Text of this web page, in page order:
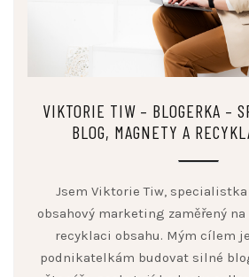
VIKTORIE TIW – BLOGERKA –
BLOG, MAGNETY A
Jsem Viktorie Tiw,
obsahový marketing zaměřený
recyklaci obsahu. Mým cílem
podnikatelkám budovat silné